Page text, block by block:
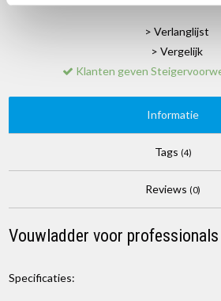
> Verlanglijst
> Vergelijk
Klanten geven
Informatie
Tags (4)
Reviews (0)
Vouwladder voor
Specificaties: